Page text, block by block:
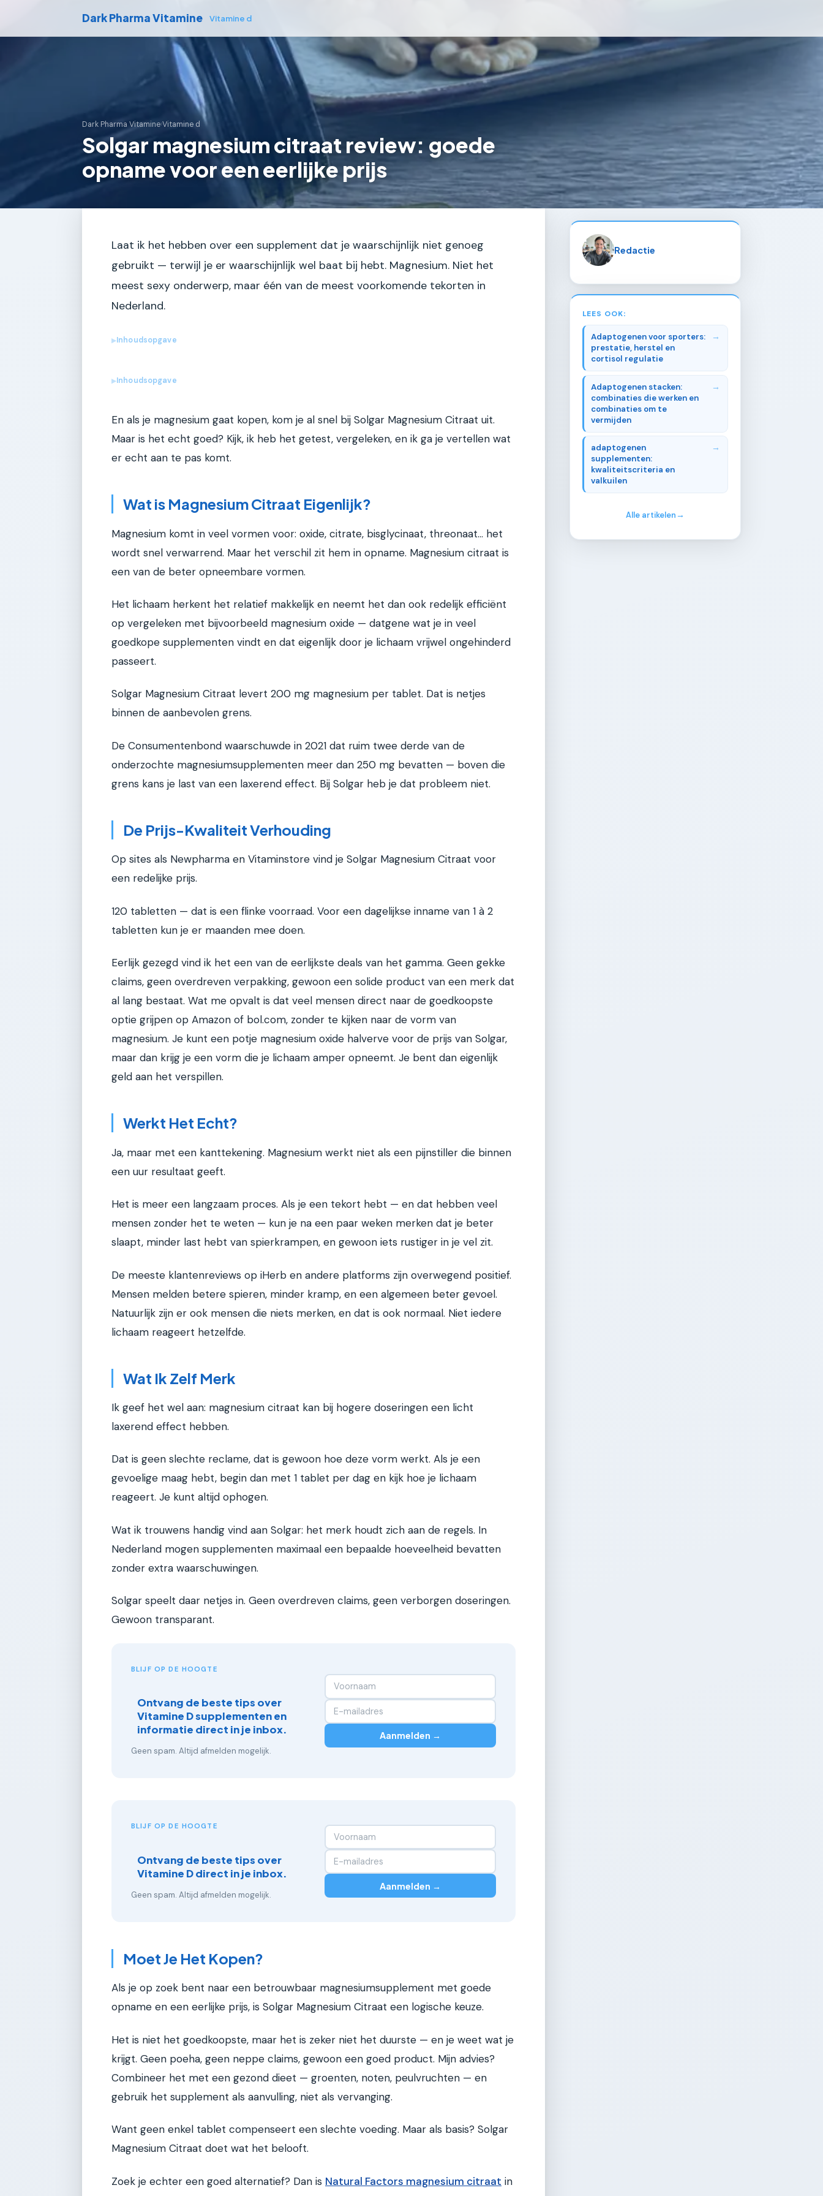
Dark Pharma Vitamine Vitamine d
Dark Pharma Vitamine›Vitamine d
Solgar magnesium citraat review: goede
opname voor een eerlijke prijs
Laat ik het hebben over een supplement dat je waarschijnlijk niet genoeg
gebruikt — terwijl je er waarschijnlijk wel baat bij hebt. Magnesium. Niet het
meest sexy onderwerp, maar één van de meest voorkomende tekorten in
Nederland.
▶Inhoudsopgave
▶Inhoudsopgave
En als je magnesium gaat kopen, kom je al snel bij Solgar Magnesium Citraat uit.
Maar is het echt goed? Kijk, ik heb het getest, vergeleken, en ik ga je vertellen wat
er echt aan te pas komt.
Wat is Magnesium Citraat Eigenlijk?
Magnesium komt in veel vormen voor: oxide, citrate, bisglycinaat, threonaat... het
wordt snel verwarrend. Maar het verschil zit hem in opname. Magnesium citraat is
een van de beter opneembare vormen.
Het lichaam herkent het relatief makkelijk en neemt het dan ook redelijk efficiënt
op vergeleken met bijvoorbeeld magnesium oxide — datgene wat je in veel
goedkope supplementen vindt en dat eigenlijk door je lichaam vrijwel ongehinderd
passeert.
Solgar Magnesium Citraat levert 200 mg magnesium per tablet. Dat is netjes
binnen de aanbevolen grens.
De Consumentenbond waarschuwde in 2021 dat ruim twee derde van de
onderzochte magnesiumsupplementen meer dan 250 mg bevatten — boven die
grens kans je last van een laxerend effect. Bij Solgar heb je dat probleem niet.
De Prijs-Kwaliteit Verhouding
Op sites als Newpharma en Vitaminstore vind je Solgar Magnesium Citraat voor
een redelijke prijs.
120 tabletten — dat is een flinke voorraad. Voor een dagelijkse inname van 1 à 2
tabletten kun je er maanden mee doen.
Eerlijk gezegd vind ik het een van de eerlijkste deals van het gamma. Geen gekke
claims, geen overdreven verpakking, gewoon een solide product van een merk dat
al lang bestaat. Wat me opvalt is dat veel mensen direct naar de goedkoopste
optie grijpen op Amazon of bol.com, zonder te kijken naar de vorm van
magnesium. Je kunt een potje magnesium oxide halverve voor de prijs van Solgar,
maar dan krijg je een vorm die je lichaam amper opneemt. Je bent dan eigenlijk
geld aan het verspillen.
Werkt Het Echt?
Ja, maar met een kanttekening. Magnesium werkt niet als een pijnstiller die binnen
een uur resultaat geeft.
Het is meer een langzaam proces. Als je een tekort hebt — en dat hebben veel
mensen zonder het te weten — kun je na een paar weken merken dat je beter
slaapt, minder last hebt van spierkrampen, en gewoon iets rustiger in je vel zit.
De meeste klantenreviews op iHerb en andere platforms zijn overwegend positief.
Mensen melden betere spieren, minder kramp, en een algemeen beter gevoel.
Natuurlijk zijn er ook mensen die niets merken, en dat is ook normaal. Niet iedere
lichaam reageert hetzelfde.
Wat Ik Zelf Merk
Ik geef het wel aan: magnesium citraat kan bij hogere doseringen een licht
laxerend effect hebben.
Dat is geen slechte reclame, dat is gewoon hoe deze vorm werkt. Als je een
gevoelige maag hebt, begin dan met 1 tablet per dag en kijk hoe je lichaam
reageert. Je kunt altijd ophogen.
Wat ik trouwens handig vind aan Solgar: het merk houdt zich aan de regels. In
Nederland mogen supplementen maximaal een bepaalde hoeveelheid bevatten
zonder extra waarschuwingen.
Solgar speelt daar netjes in. Geen overdreven claims, geen verborgen doseringen.
Gewoon transparant.
BLIJF OP DE HOOGTE
Ontvang de beste tips over
Vitamine D supplementen en
informatie direct in je inbox.
Geen spam. Altijd afmelden mogelijk.
Aanmelden →
BLIJF OP DE HOOGTE
Ontvang de beste tips over
Vitamine D direct in je inbox.
Geen spam. Altijd afmelden mogelijk.
Aanmelden →
Moet Je Het Kopen?
Als je op zoek bent naar een betrouwbaar magnesiumsupplement met goede
opname en een eerlijke prijs, is Solgar Magnesium Citraat een logische keuze.
Het is niet het goedkoopste, maar het is zeker niet het duurste — en je weet wat je
krijgt. Geen poeha, geen neppe claims, gewoon een goed product. Mijn advies?
Combineer het met een gezond dieet — groenten, noten, peulvruchten — en
gebruik het supplement als aanvulling, niet als vervanging.
Want geen enkel tablet compenseert een slechte voeding. Maar als basis? Solgar
Magnesium Citraat doet wat het belooft.
Zoek je echter een goed alternatief? Dan is Natural Factors magnesium citraat in
Redactie
LEES OOK:
Adaptogenen voor sporters:
prestatie, herstel en
cortisol regulatie
Adaptogenen stacken:
combinaties die werken en
combinaties om te
vermijden
adaptogenen
supplementen:
kwaliteitscriteria en
valkuilen
Alle artikelen